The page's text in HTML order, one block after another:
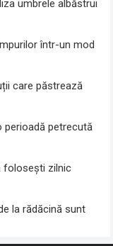
umbrele albăstrui
într-un mod
care păstrează
perioadă petrecută
folosești zilnic
la rădăcină sunt